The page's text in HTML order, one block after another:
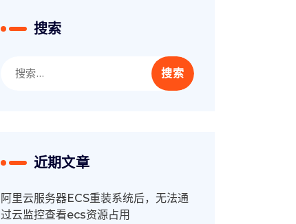
搜索
索：
近期文章
阿里云服务器ECS重装系统后，无法通
过云监控查看ecs资源占用